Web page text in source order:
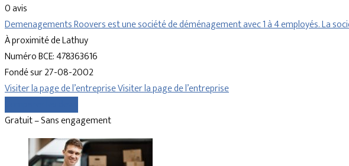
0 avis
Demenagements Roovers est une société de déménagement avec 1 à 4 employés. La
À proximité de Lathuy
Numéro BCE: 478363616
Fondé sur 27-08-2002
Visiter la page de l’entrepriseVisiter la page de l’entreprise
Gratuit – Sans engagement